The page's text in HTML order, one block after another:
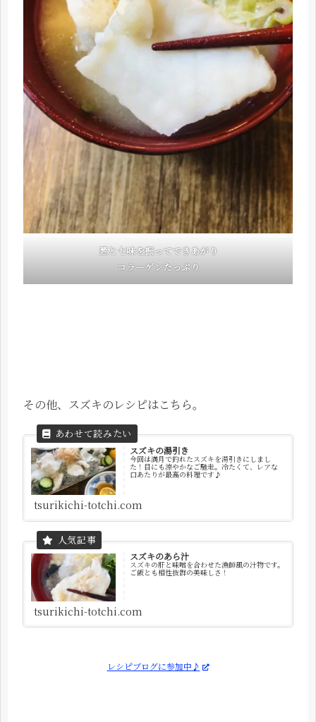
葱と七味を振ってできあがり
コラーゲンたっぷり
その他、スズキのレシピはこちら。
スズキの湯引き
今回は満月で釣れたスズキを湯引きにしまし
た！目にも涼やかなご馳走。冷たくて、レアな
口あたりが最高の料理です♪
tsurikichi-totchi.com
スズキのあら汁
スズキの肝と味噌を合わせた漁師風の汁物です。
ご飯とも相性抜群の美味しさ！
tsurikichi-totchi.com
レシピブログに参加中♪